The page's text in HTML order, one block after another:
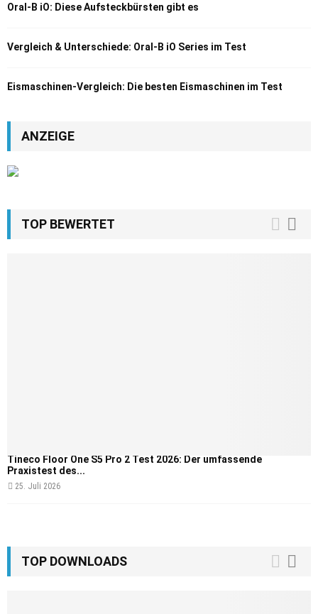
Oral-B iO: Diese Aufsteckbürsten gibt es
Vergleich & Unterschiede: Oral-B iO Series im Test
Eismaschinen-Vergleich: Die besten Eismaschinen im Test
ANZEIGE
TOP BEWERTET
Tineco Floor One S5 Pro 2 Test 2026: Der umfassende
Praxistest des...
25. Juli 2026
TOP DOWNLOADS